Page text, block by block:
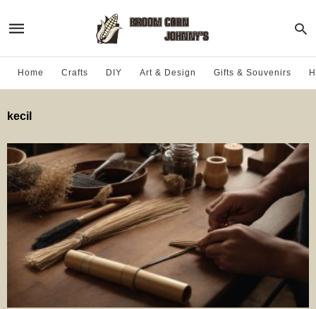
Home Crafts DIY Art & Design Gifts & Souvenirs
kecil